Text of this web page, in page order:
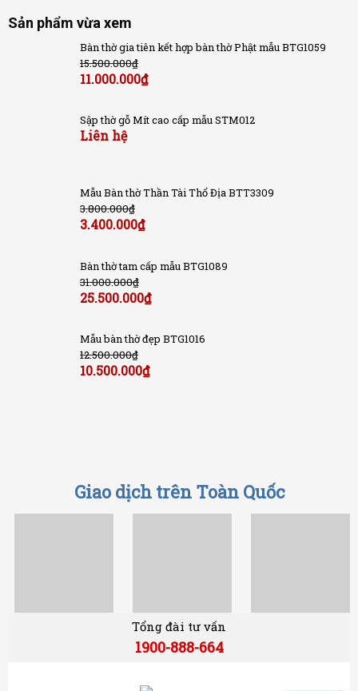
Sản phẩm vừa xem
Bàn thờ gia tiên kết hợp bàn thờ Phật mẫu BTG1059
15.500.000₫
11.000.000₫
Sập thờ gỗ Mít cao cấp mẫu STM012
Liên hệ
Mẫu Bàn thờ Thần Tài Thổ Địa BTT3309
3.800.000₫
3.400.000₫
Bàn thờ tam cấp mẫu BTG1089
31.000.000₫
25.500.000₫
Mẫu bàn thờ đẹp BTG1016
12.500.000₫
10.500.000₫
Giao dịch trên Toàn Quốc
Tổng đài tư vấn
1900-888-664